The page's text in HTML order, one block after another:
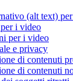
(alt text)
i video
per i video
e privacy
di contenuti
di contenuti